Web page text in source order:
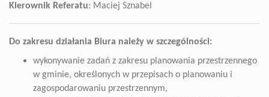
Kierownik Referatu: Maciej Sznabel
Do zakresu działania Biura należy w szczególności:
wykonywanie zadań z zakresu planowania przestrzennego
w gminie, określonych w przepisach o planowaniu i
zagospodarowaniu przestrzennym,